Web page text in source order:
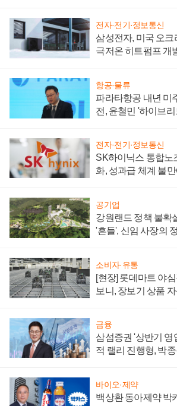
전자·전기·정보통신
삼성전자, 미국 오
극저온 히트펌프 개
항공·물류
파라타항공 내년 미
전, 윤철민 '하이브
전자·전기·정보통신
SK하이닉스 통합노
화, 성과급 체계 불
공기업
강원랜드 정책 불확
'흔들', 신임 사장의
소비자·유통
[현장] 롯데마트 야
보니, 장보기 상품
금융
삼섬증권 '상반기 영
적 랠리 진행형, 박
바이오·제약
백상환 동아제약 박